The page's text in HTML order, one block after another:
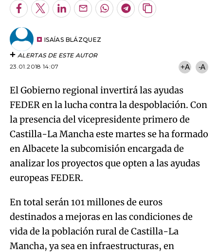
Facebook
TwitterLinkedInEnviarWhatsapp
Telegram
Copiar
ISAÍAS BLÁZQUEZ
ALERTAS DE ESTE AUTOR
23.01.2018 14:07
+A -A
El Gobierno regional invertirá las ayudas
FEDER en la lucha contra la despoblación. Con
la presencia del vicepresidente primero de
Castilla-La Mancha este martes se ha formado
en Albacete la subcomisión encargada de
analizar los proyectos que opten a las ayudas
europeas FEDER.
En total serán 101 millones de euros
destinados a mejoras en las condiciones de
vida de la población rural de Castilla-La
Mancha, ya sea en infraestructuras, en